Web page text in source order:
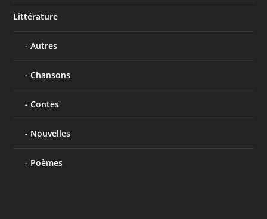
Littérature
Autres
Chansons
Contes
Nouvelles
Poèmes